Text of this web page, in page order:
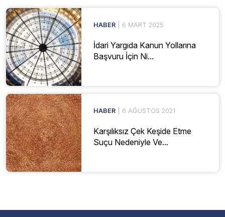
HABER | 6 MART 2025
İdari Yargıda Kanun Yollarına
Başvuru İçin Ni...
HABER | 6 AĞUSTOS 2021
Karşılıksız Çek Keşide Etme
Suçu Nedeniyle Ve...